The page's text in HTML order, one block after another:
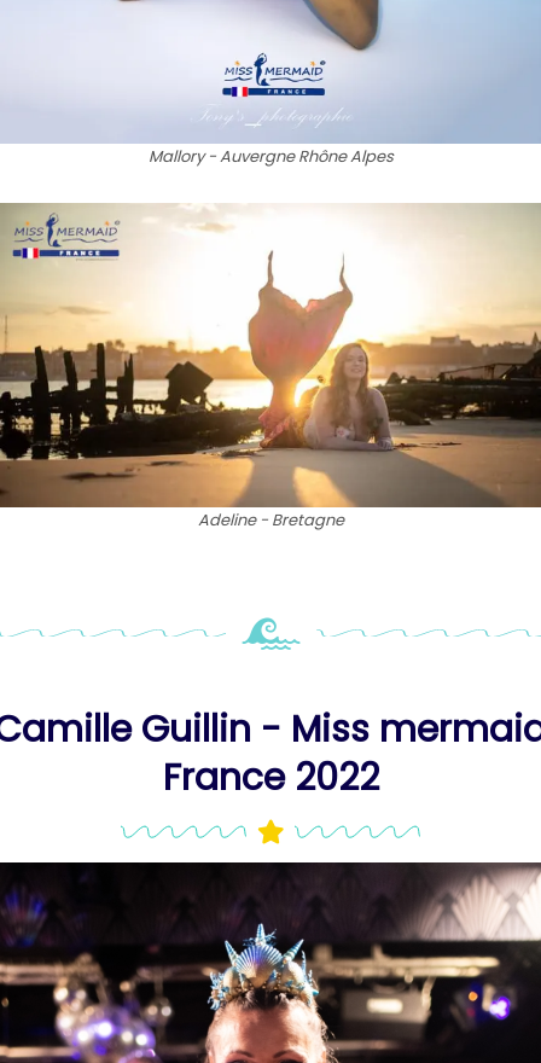
Mallory - Auvergne Rhône Alpes
Adeline - Bretagne
Guillin - Miss
France 2022